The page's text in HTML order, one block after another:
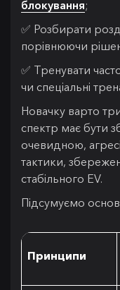
блокування;
✅ Розбирати
порівнюючи
✅ Тренувати
чи спеціальні
Новачку варто
спектр має бути
очевидною,
тактики,
стабільного EV.
Підсумуємо
Принципи